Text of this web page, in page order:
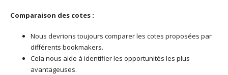
Comparaison des cotes :
Nous devrions toujours comparer les cotes proposées par
différents bookmakers.
Cela nous aide à identifier les opportunités les plus
avantageuses.